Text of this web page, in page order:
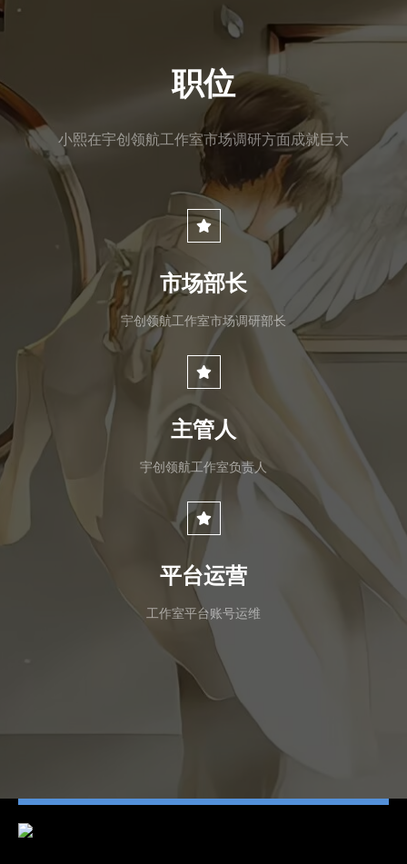
职位
小熙在宇创领航工作室市场调研方面成就巨大
市场部长
宇创领航工作室市场调研部长
主管人
宇创领航工作室负责人
平台运营
工作室平台账号运维